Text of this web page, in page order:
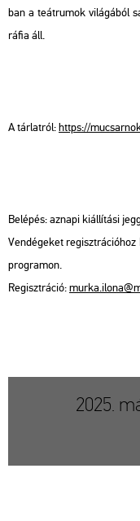
ban a te­át­ru­mok vi­lá­gá­ból
rá­fia áll.
A tár­lat­ról:https://​
Be­lé­pés: az­na­pi ki­ál­lí­tá­si
Ven­dé­ge­ket
prog­ra­mon.
Re­giszt­rá­ció:
2025.